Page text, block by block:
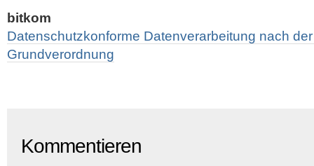
bitkom
Datenschutzkonforme Datenverarbeitung nach
Grundverordnung
Kommentieren